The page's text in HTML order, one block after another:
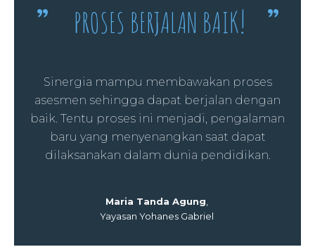
” PROSES BERJALAN BAIK! ”
Sinergia mampu membawakan proses
asesmen sehingga dapat berjalan dengan
baik. Tentu proses ini menjadi, pengalaman
baru yang menyenangkan saat dapat
dilaksanakan dalam dunia pendidikan.
Maria Tanda Agung,
Yayasan Yohanes Gabriel